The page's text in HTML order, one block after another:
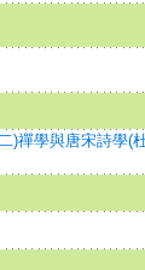
)禪學與唐宋詩學(